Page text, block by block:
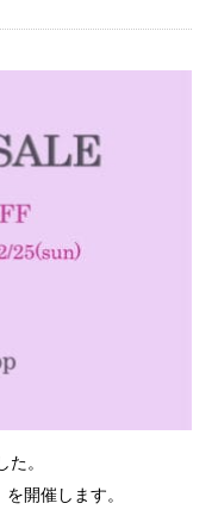
。
開催します。